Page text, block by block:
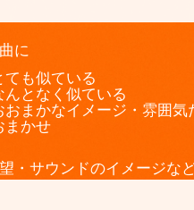
に
ても似ている
んとなく似ている
おまかなイメージ・雰囲気
まかせ
・サウンドのイメージな